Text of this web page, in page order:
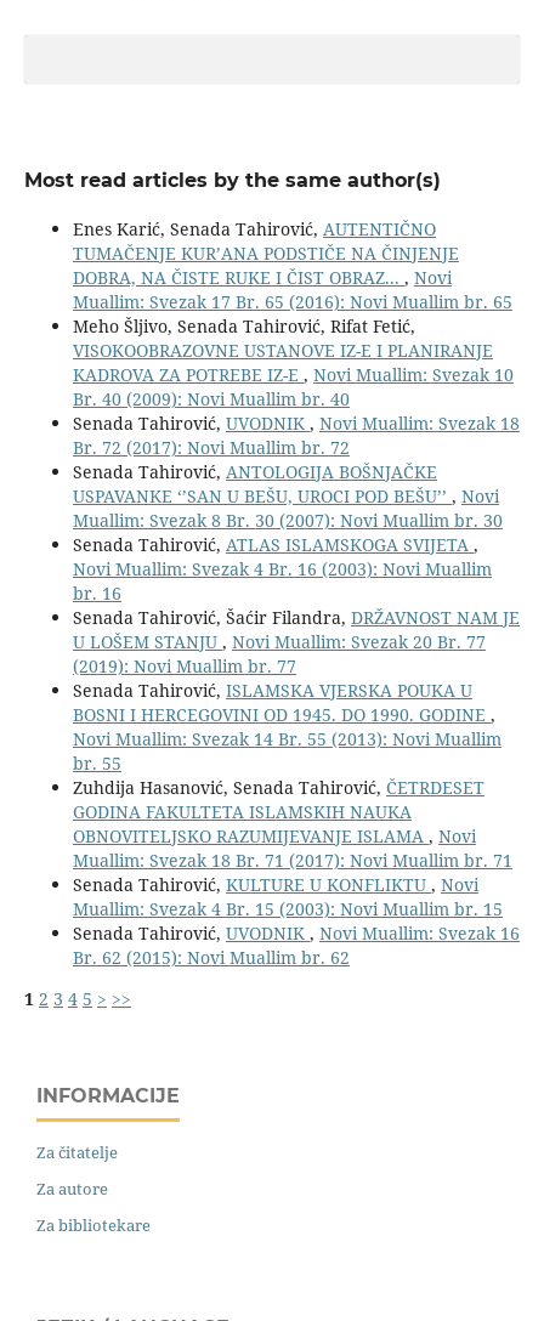
Most read articles by the same author(s)
Enes Karić, Senada Tahirović, AUTENTIČNO
TUMAČENJE KUR’ANA PODSTIČE NA ČINJENJE
DOBRA, NA ČISTE RUKE I ČIST OBRAZ... , Novi
Muallim: Svezak 17 Br. 65 (2016): Novi Muallim br. 65
Meho Šljivo, Senada Tahirović, Rifat Fetić,
VISOKOOBRAZOVNE USTANOVE IZ-E I PLANIRANJE
KADROVA ZA POTREBE IZ-E , Novi Muallim: Svezak 10
Br. 40 (2009): Novi Muallim br. 40
Senada Tahirović, UVODNIK , Novi Muallim: Svezak 18
Br. 72 (2017): Novi Muallim br. 72
Senada Tahirović, ANTOLOGIJA BOŠNJAČKE
USPAVANKE ‘’SAN U BEŠU, UROCI POD BEŠU’’ , Novi
Muallim: Svezak 8 Br. 30 (2007): Novi Muallim br. 30
Senada Tahirović, ATLAS ISLAMSKOGA SVIJETA ,
Novi Muallim: Svezak 4 Br. 16 (2003): Novi Muallim
br. 16
Senada Tahirović, Šaćir Filandra, DRŽAVNOST NAM JE
U LOŠEM STANJU , Novi Muallim: Svezak 20 Br. 77
(2019): Novi Muallim br. 77
Senada Tahirović, ISLAMSKA VJERSKA POUKA U
BOSNI I HERCEGOVINI OD 1945. DO 1990. GODINE ,
Novi Muallim: Svezak 14 Br. 55 (2013): Novi Muallim
br. 55
Zuhdija Hasanović, Senada Tahirović, ČETRDESET
GODINA FAKULTETA ISLAMSKIH NAUKA
OBNOVITELJSKO RAZUMIJEVANJE ISLAMA , Novi
Muallim: Svezak 18 Br. 71 (2017): Novi Muallim br. 71
Senada Tahirović, KULTURE U KONFLIKTU , Novi
Muallim: Svezak 4 Br. 15 (2003): Novi Muallim br. 15
Senada Tahirović, UVODNIK , Novi Muallim: Svezak 16
Br. 62 (2015): Novi Muallim br. 62
1 2 3 4 5 > >>
INFORMACIJE
Za čitatelje
Za autore
Za bibliotekare